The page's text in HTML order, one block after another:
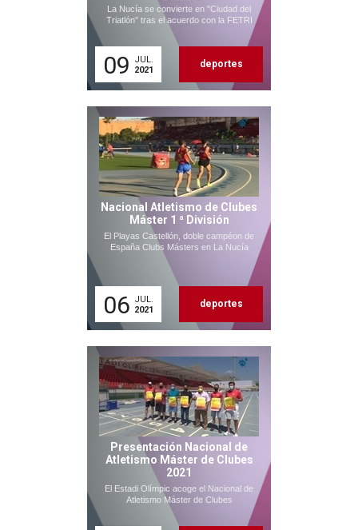
La Nucía se convierte en "Ciudad del
Triatlón" tras el acuerdo con la FETRI
09
JUL.
2021
deportes
Nacional Atletismo de Clubes
Máster 1 ª División
El Playas Castellón, doble campéon de
España Clubs Másters en La Nucía
06 JUL.
2021
deportes
Presentación Nacional de
Atletismo Máster de Clubes
2021
El Estadi Olímpic acoge el Nacional de
Atletismo Máster de Clubes